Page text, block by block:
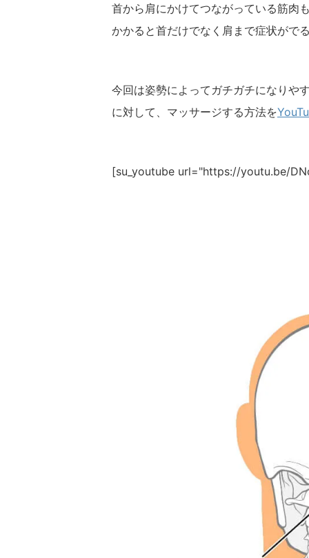
首から肩にかけてつながっている筋肉
かかると首だけでなく肩まで症状がで
今回は姿勢によってガチガチになりや
に対して、マッサージする方法を
[su_youtube url="https://youtu.be/